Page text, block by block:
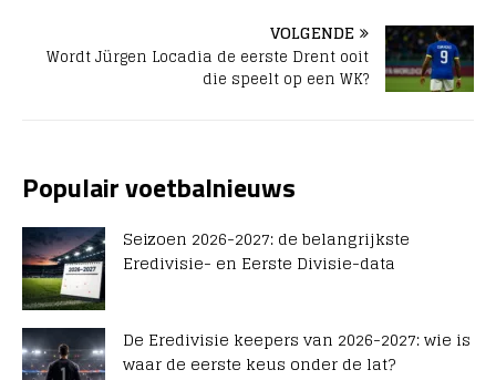
VOLGENDE
Wordt Jürgen Locadia de eerste Drent ooit
die speelt op een WK?
Populair voetbalnieuws
Seizoen 2026-2027: de belangrijkste
Eredivisie- en Eerste Divisie-data
De Eredivisie keepers van 2026-2027: wie is
waar de eerste keus onder de lat?